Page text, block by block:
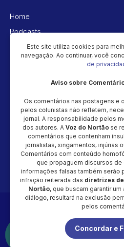
Home
Podcasts
Vídeos
Política de privacidade
Newsletter
Cadastre seu e-mail e receba as
Copyright © 2026 - Magic Video
É proibida a reprodução total ou
em qualquer meio (impresso ou
Este site utiliza cookies para
navegação. Ao continuar, você
de
Aviso sobre
Os comentários nas postagens e
pelos colunistas não refletem,
jornal. A responsabilidade pelos
dos autores. A Voz do Nortão se
comentários que contenham
jornalistas, xingamentos, injúrias
Comentários com conteúdo
que propaguem discursos
informações falsas também serão
infração reiterada das diretrizes
Nortão, que buscam garantir
diálogo, resultará na exclusão
pelos
Concordar e